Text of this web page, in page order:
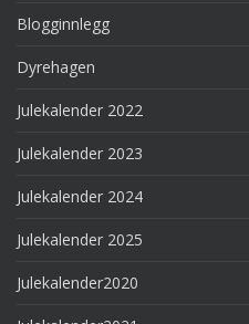
Blogginnlegg
Dyrehagen
Julekalender 2022
Julekalender 2023
Julekalender 2024
Julekalender 2025
Julekalender2020